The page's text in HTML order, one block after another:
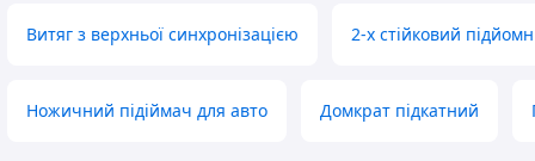
Витяг з верхньої синхронізацією 2-х стійковий
Ножичний підіймач для авто Домкрат підкатний